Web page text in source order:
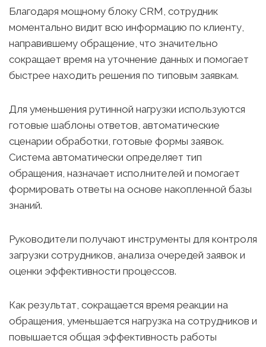
Благодаря мощному блоку CRM, сотрудник
моментально видит всю информацию по клиенту,
направившему обращение, что значительно
сокращает время на уточнение данных и помогает
быстрее находить решения по типовым заявкам.
Для уменьшения рутинной нагрузки используются
готовые шаблоны ответов, автоматические
сценарии обработки, готовые формы заявок.
Система автоматически определяет тип
обращения, назначает исполнителей и помогает
формировать ответы на основе накопленной базы
знаний.
Руководители получают инструменты для контроля
загрузки сотрудников, анализа очередей заявок и
оценки эффективности процессов.
Как результат, сокращается время реакции на
обращения, уменьшается нагрузка на сотрудников и
повышается общая эффективность работы